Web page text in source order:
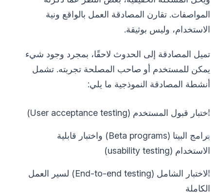
المواصفات. تقارن المصادقة العمل بالواقع ونية
الاستخدام، وليس بوثيقة.
تميل المصادقة إلى الحدوث لاحقًا، بمجرد وجود شيء
يمكن للمستخدم أو صاحب المصلحة تجربته. تشمل
أنشطة المصادقة النموذجية ما يلي:
اختبار قبول المستخدم (User acceptance testing)
برامج البيتا (Beta programs) واختبار قابلية
الاستخدام (usability testing)
الاختبار الشامل (End-to-end testing) لسير العمل
الكاملة